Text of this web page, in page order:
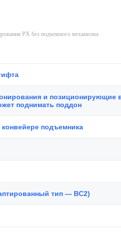
PX без подъемного механизма
и позиционирующие
поднимать поддон
подъемника
тип — BC2)